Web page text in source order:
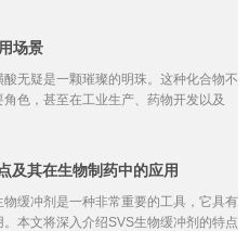
场景
无疑是一颗璀璨的明珠。这种化合物不
色，甚至在工业生产、药物开发以及
及其在生物制药中的应用
缓冲剂是一种非常重要的工具，它具有
本文将深入介绍SVS生物缓冲剂的特点